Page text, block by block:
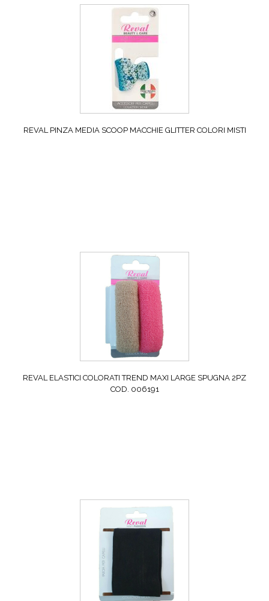
REVAL PINZA MEDIA SCOOP MACCHIE GLITTER COLORI MISTI
REVAL ELASTICI COLORATI TREND MAXI LARGE SPUGNA 2PZ
COD. 006191